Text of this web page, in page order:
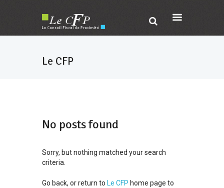
Le CFP
No posts found
Sorry, but nothing matched your search
criteria.
Go back, or return to Le CFP home page to